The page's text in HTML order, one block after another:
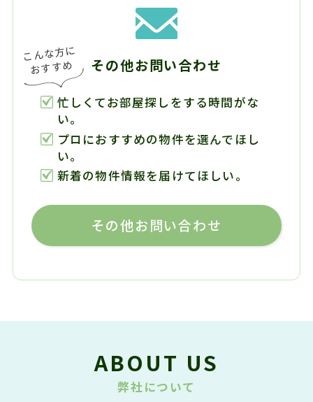
その他お問い合わせ
忙しくてお部屋探しをする時間がな
い。
プロにおすすめの物件を選んでほし
い。
新着の物件情報を届けてほしい。
その他お問い合わせ
ABOUT US
弊社について